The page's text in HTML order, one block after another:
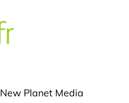
New Planet Media